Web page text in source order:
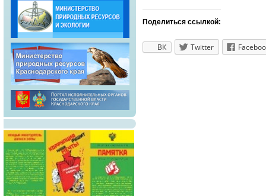
Поделиться ссылкой:
ВК Twitter